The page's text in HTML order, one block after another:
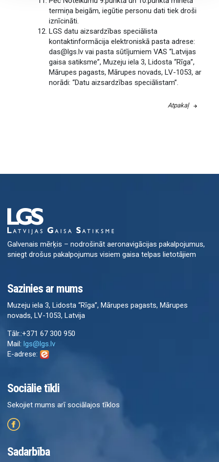
termiņa beigām, iegūtie personu dati tiek droši
iznīcināti.
LGS datu aizsardzības speciālista
kontaktinformācija elektroniskā pasta adrese:
das@lgs.lv vai pasta sūtījumiem VAS “Latvijas
gaisa satiksme”, Muzeju iela 3, Lidosta “Rīga”,
Mārupes pagasts, Mārupes novads, LV-1053, ar
norādi: “Datu aizsardzības speciālistam”.
Atpakaļ
Galvenais mērķis – nodrošināt aeronavigācijas pakalpojumus,
sniegt drošus pakalpojumus visiem gaisa telpas lietotājiem
Sazinies ar mums
Muzeju iela 3, Lidosta “Rīga”, Mārupes pagasts, Mārupes
novads, LV-1053, Latvija
Tālr.:+371 67 300 950
Mail: lgs@lgs.lv
E-adrese:
Sociālie tīkli
Sekojiet mums arī sociālajos tīklos
Sadarbība